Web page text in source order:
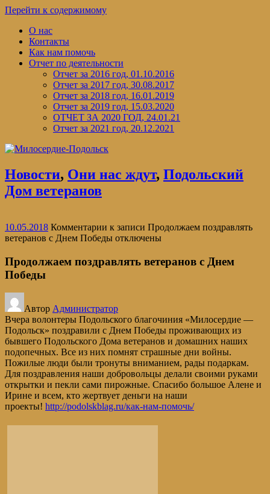
Перейти к содержимому
О нас
Контакты
Как нам помочь
Отчет по деятельности
Отчет за 2016 год, 01.10.2016
Отчет за 2017 год, 30.08.2017
Отчет за 2018 год, 16.01.2019
Отчет за 2019 год, 15.03.2020
ОТЧЕТ ЗА 2020 ГОД, 24.01.21
Отчет за 2021 год, 20.12.2021
Новости, Они нас ждут, Подольский
Дом ветеранов
10.05.2018 Комментарии к записи Продолжаем поздравлять
ветеранов с Днем Победы отключены
Продолжаем поздравлять ветеранов с Днем
Победы
Автор Администратор
Вчера волонтеры Подольского благочиния «Милосердие —
Подольск» поздравили с Днем Победы проживающих из
бывшего Подольского Дома ветеранов и домашних наших
подопечных. Все из них помнят страшные дни войны.
Пожилые люди были тронуты вниманием, рады подаркам.
Для поздравления наши добровольцы делали своими руками
открытки и пекли сами пирожные. Спасибо большое Алене и
Ирине и всем, кто жертвует деньги на наши
проекты! http://podolskblag.ru/как-нам-помочь/